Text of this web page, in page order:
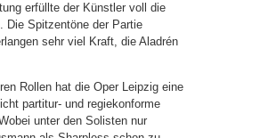
erfüllte der Künstler voll die
Die Spitzentöne der Partie
sehr viel Kraft, die Aladrén
Rollen hat die Oper Leipzig eine
partitur- und regiekonforme
unter den Solisten nur